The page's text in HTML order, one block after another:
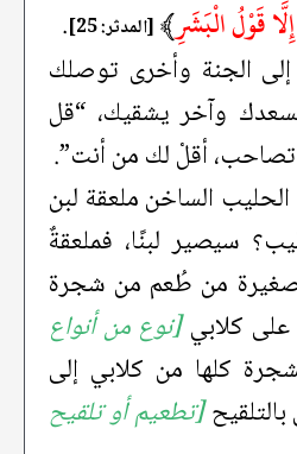
قَوْلُ الْبَشَرِ﴾ [المدثر: 25]
.
الجنة وأخرى توصلك
وآخر يشقيك، “قل
أقلْ لك من أنت”.
الساخن ملعقة لبن
سيصير لبنًا، فملعقةٌ
من طُعم من شجرة
كلابي[نوع من أنواع
كلها من كلابي إلى
[تطعيم أو تلقيح